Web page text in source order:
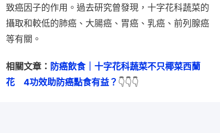
致癌因子的作用。過去研究曾發現，十字花科蔬菜的
攝取和較低的肺癌、大腸癌、胃癌、乳癌、前列腺癌
等有關。
相關文章： 防癌飲食｜十字花科蔬菜不只椰菜西蘭
花　4功效助防癌點食有益？ 👇👇👇